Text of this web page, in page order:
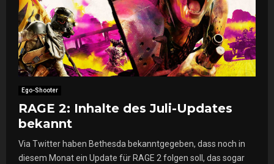
Ego-Shooter
RAGE 2: Inhalte des Juli-Updates
bekannt
Via Twitter haben Bethesda bekanntgegeben, dass noch in
diesem Monat ein Update für RAGE 2 folgen soll, das sogar